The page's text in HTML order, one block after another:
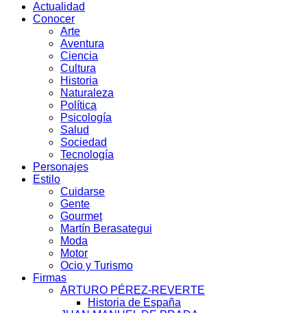
Actualidad
Conocer
Arte
Aventura
Ciencia
Cultura
Historia
Naturaleza
Política
Psicología
Salud
Sociedad
Tecnología
Personajes
Estilo
Cuidarse
Gente
Gourmet
Martín Berasategui
Moda
Motor
Ocio y Turismo
Firmas
ARTURO PÉREZ-REVERTE
Historia de España